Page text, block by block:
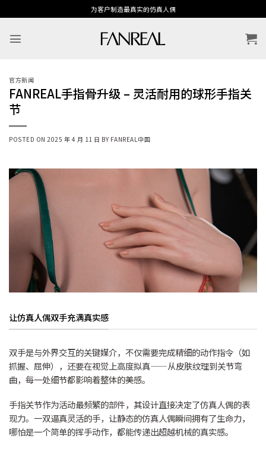
到
为客户制造最真实的仿真人偶
官方新闻
FANREAL手指骨升级 – 灵活耐用的球形手指关
节
POSTED ON2025 年 4 月 11 日 BY FANREAL中国
让仿真人偶双手充满真实感
双手是与外界交互的关键媒介，不仅需要完成精细的动作指令（如
抓握、屈伸），还要在视觉上高度拟真——从皮肤纹理到关节弯
曲，每一处细节都影响着整体的美感。
手指关节作为活动最频繁的部件，其设计直接决定了仿真人偶的表
现力。一双逼真灵活的手，让静态的仿真人偶瞬间拥有了生命力，
哪怕是一个简单的挥手动作，都能传递出超越机械的真实感。